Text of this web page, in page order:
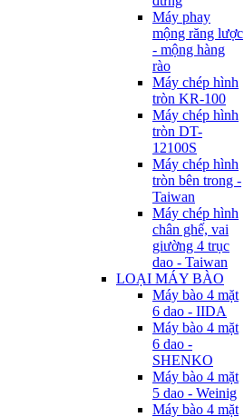
Máy phay
mộng răng lược
- mộng hàng
rào
Máy chép hình
tròn KR-100
Máy chép hình
tròn DT-
12100S
Máy chép hình
tròn bên trong -
Taiwan
Máy chép hình
chân ghế, vai
giường 4 trục
dao - Taiwan
LOẠI MÁY BÀO
Máy bào 4 mặt
6 dao - IIDA
Máy bào 4 mặt
6 dao -
SHENKO
Máy bào 4 mặt
5 dao - Weinig
Máy bào 4 mặt